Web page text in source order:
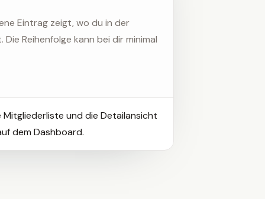
Eintrag zeigt, wo du in der
Reihenfolge kann bei dir minimal
und die Detailansicht
dem Dashboard.